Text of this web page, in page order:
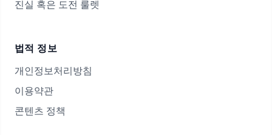
진실 혹은 도전 룰렛
법적 정보
개인정보처리방침
이용약관
콘텐츠 정책